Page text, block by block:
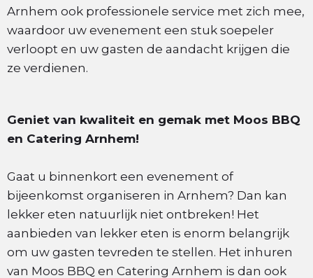
Arnhem ook professionele service met zich mee,
waardoor uw evenement een stuk soepeler
verloopt en uw gasten de aandacht krijgen die
ze verdienen.
Geniet van kwaliteit en gemak met Moos BBQ
en Catering Arnhem!
Gaat u binnenkort een evenement of
bijeenkomst organiseren in Arnhem? Dan kan
lekker eten natuurlijk niet ontbreken! Het
aanbieden van lekker eten is enorm belangrijk
om uw gasten tevreden te stellen. Het inhuren
van Moos BBQ en Catering Arnhem is dan ook